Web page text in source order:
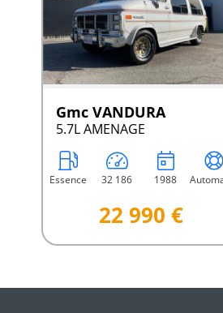
Gmc VANDURA
5.7L AMENAGE
Essence 32 186 1988
22 990 €